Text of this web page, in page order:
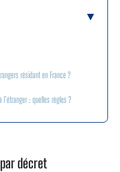
résidant en France ?
: quelles règles ?
décret